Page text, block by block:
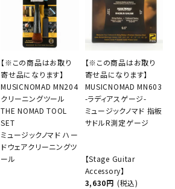
【※この商品はお取り
寄せ品になります】
MUSICNOMAD MN204
クリーニングツール
THE NOMAD TOOL
SET
ミュージックノマド ハー
ドウェアクリーニングツ
ール
【※この商品はお取り
寄せ品になります】
MUSICNOMAD MN603
-ラディアスゲージ-
ミュージックノマド 指板
サドルR測定ゲージ
【Stage Guitar
Accessory】
3,630円 (税込)